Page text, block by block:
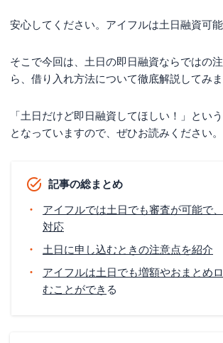
安心してください。アイフルは土日融資可能
そこで今回は、土日の即日融資ならではの
ら、借り入れ方法について徹底解説してみま
「土日だけど即日融資してほしい！」とい
となっていますので、ぜひお読みください。
記事の総まとめ
アイフルでは土日でも審査が可能で
対応
土日に申し込むときの注意点を紹介
アイフルは土日でも増額やおまとめ
むことができ る